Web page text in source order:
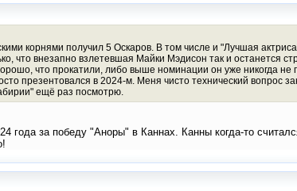
корнями получил 5 Оскаров. В том числе и "Лучшая
что внезапно взлетевшая Майки Мэдисон так и останется
что прокатили, либо выше номинации он уже никогда
презентовался в 2024-м. Меня чисто технический вопрос
ещё раз посмотрю.
года за победу "Аноры" в Каннах. Канны когда-то